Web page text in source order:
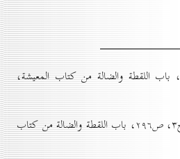
(۱) الكافي، ج۹، ص۷۳٠، باب اللقطة والضالة من كتاب المعيشة،
(۲) من لا يحضره الفقيه، ج۳، ص۲۹٦، باب اللقطة والضالة من كتاب